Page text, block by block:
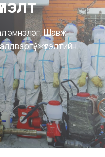
эмнэлэг, Шавж